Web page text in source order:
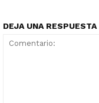
DEJA UNA RESPUESTA